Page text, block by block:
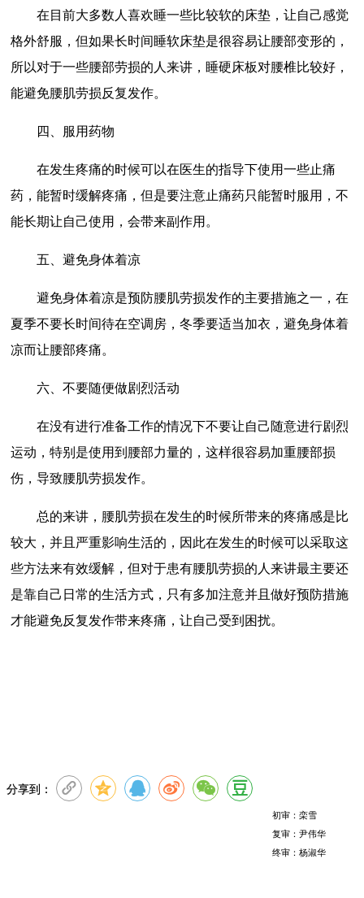
在目前大多数人喜欢睡一些比较软的床垫，让自己感觉
格外舒服，但如果长时间睡软床垫是很容易让腰部变形的，
所以对于一些腰部劳损的人来讲，睡硬床板对腰椎比较好，
能避免腰肌劳损反复发作。
四、服用药物
在发生疼痛的时候可以在医生的指导下使用一些止痛
药，能暂时缓解疼痛，但是要注意止痛药只能暂时服用，不
能长期让自己使用，会带来副作用。
五、避免身体着凉
避免身体着凉是预防腰肌劳损发作的主要措施之一，在
夏季不要长时间待在空调房，冬季要适当加衣，避免身体着
凉而让腰部疼痛。
六、不要随便做剧烈活动
在没有进行准备工作的情况下不要让自己随意进行剧烈
运动，特别是使用到腰部力量的，这样很容易加重腰部损
伤，导致腰肌劳损发作。
总的来讲，腰肌劳损在发生的时候所带来的疼痛感是比
较大，并且严重影响生活的，因此在发生的时候可以采取这
些方法来有效缓解，但对于患有腰肌劳损的人来讲最主要还
是靠自己日常的生活方式，只有多加注意并且做好预防措施
才能避免反复发作带来疼痛，让自己受到困扰。
分享到：
初审：栾雪
复审：尹伟华
终审：杨淑华